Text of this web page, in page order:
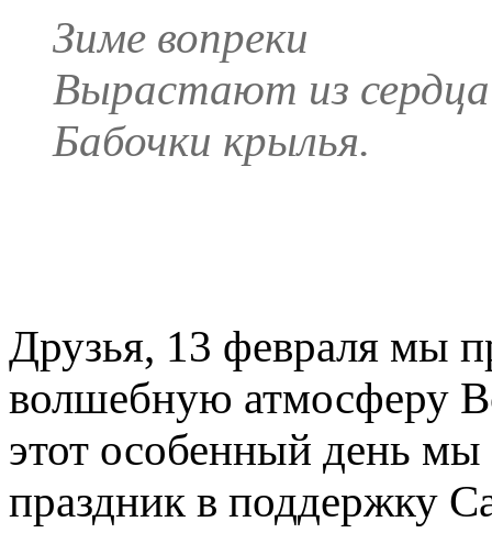
Зиме вопреки
Вырастают из сердца
Бабочки крылья.
Друзья, 13 февраля мы
волшебную атмосферу
этот особенный день
праздник в поддержку